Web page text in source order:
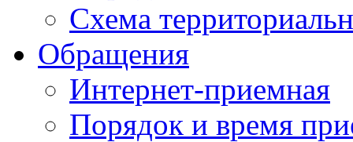
Схема
Обращения
Интернет-приемная
Порядок и время